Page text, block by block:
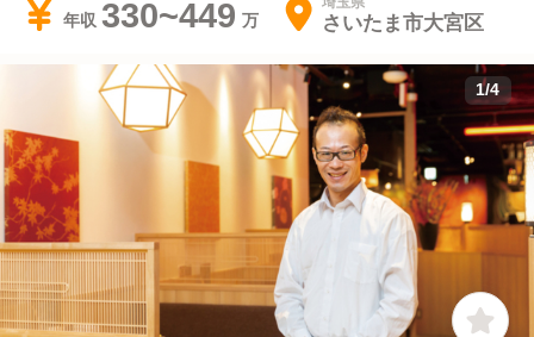
年収 330~449 さいたま市大宮区
1/4